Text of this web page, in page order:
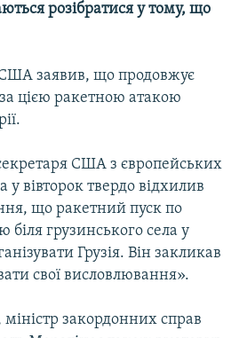
розібратися у тому, що
заявив, що продовжує
цією ракетною атакою
США з європейських
вівторок твердо відхилив
що ракетний пуск по
грузинського села у
Грузія. Він закликав
свої висловлювання».
закордонних справ